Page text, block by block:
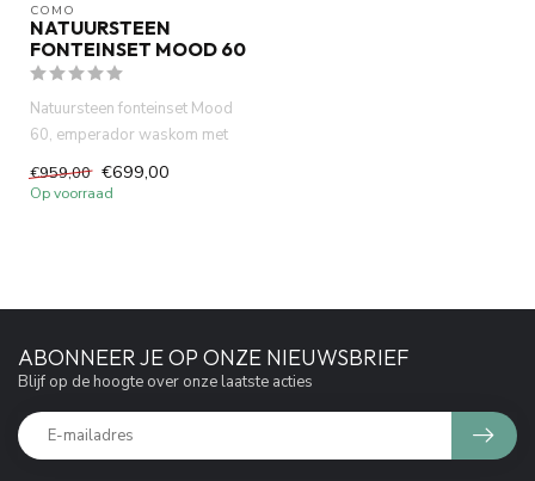
COMO
NATUURSTEEN
FONTEINSET MOOD 60
Natuursteen fonteinset Mood
60, emperador waskom met
eiken hout plank . Incl. ro...
€959,00 €699,00
Op voorraad
ABONNEER JE OP ONZE NIEUWSBRIEF
Blijf op de hoogte over onze laatste acties